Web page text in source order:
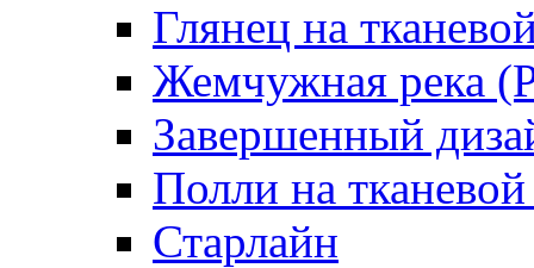
Глянец на
Жемчужная река
Завершенный
Полли на
Старлайн